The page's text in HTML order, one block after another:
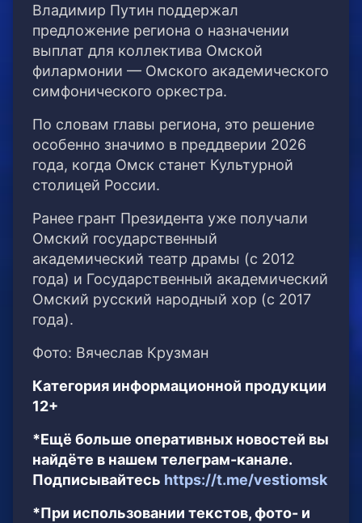
Владимир Путин поддержал
предложение региона о назначении
выплат для коллектива Омской
филармонии — Омского академического
симфонического оркестра.
По словам главы региона, это решение
особенно значимо в преддверии 2026
года, когда Омск станет Культурной
столицей России.
Ранее грант Президента уже получали
Омский государственный
академический театр драмы (с 2012
года) и Государственный академический
Омский русский народный хор (с 2017
года).
Фото: Вячеслав Крузман
Категория информационной продукции
12+
*Ещё больше оперативных новостей вы
найдёте в нашем телеграм-канале.
Подписывайтесь https://t.me/vestiomsk
*При использовании текстов, фото- и